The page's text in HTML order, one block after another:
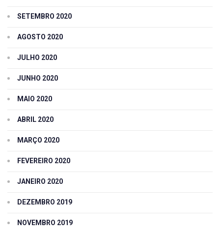
SETEMBRO 2020
AGOSTO 2020
JULHO 2020
JUNHO 2020
MAIO 2020
ABRIL 2020
MARÇO 2020
FEVEREIRO 2020
JANEIRO 2020
DEZEMBRO 2019
NOVEMBRO 2019